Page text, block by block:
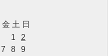
金 土 日
1
2
7 8
9